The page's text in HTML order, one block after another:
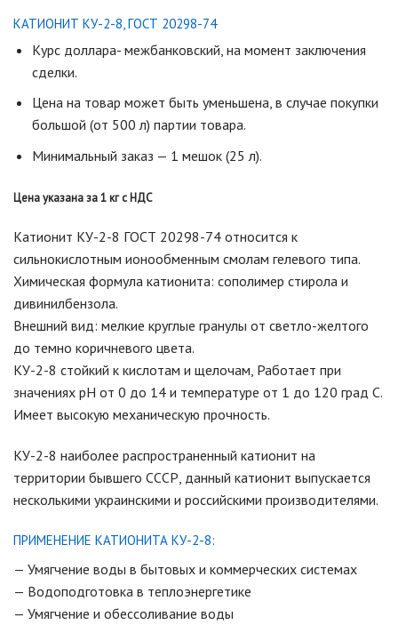
КАТИОНИТ КУ-2-8, ГОСТ 20298-74
Курс доллара- межбанковский, на момент заключения
сделки.
Цена на товар может быть уменьшена, в случае покупки
большой (от 500 л) партии товара.
Минимальный заказ — 1 мешок (25 л).
Цена указана за 1 кг с НДС
Катионит КУ-2-8 ГОСТ 20298-74 относится к
сильнокислотным ионообменным смолам гелевого типа.
Химическая формула катионита: сополимер стирола и
дивинилбензола.
Внешний вид: мелкие круглые гранулы от светло-желтого
до темно коричневого цвета.
КУ-2-8 стойкий к кислотам и щелочам, Работает при
значениях рН от 0 до 14 и температуре от 1 до 120 град С.
Имеет высокую механическую прочность.
КУ-2-8 наиболее распространенный катионит на
территории бывшего СССР, данный катионит выпускается
несколькими украинскими и российскими производителями.
ПРИМЕНЕНИЕ КАТИОНИТА КУ-2-8:
— Умягчение воды в бытовых и коммерческих системах
— Водоподготовка в теплоэнергетике
— Умягчение и обессоливание воды